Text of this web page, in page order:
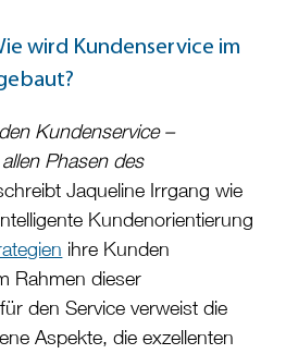
wird Kundenservice im
Kundenservice –
Phasen des
Jaqueline Irrgang wie
Kundenorientierung
ihre Kunden
Rahmen dieser
den Service verweist die
Aspekte, die exzellenten